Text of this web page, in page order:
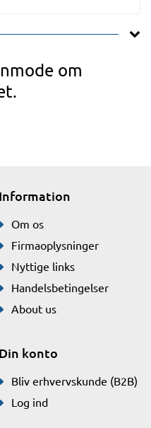
om
Information
Om os
Firmaoplysninger
Nyttige links
Handelsbetingelser
About us
Din konto
Bliv erhvervskunde (B2B)
Log ind